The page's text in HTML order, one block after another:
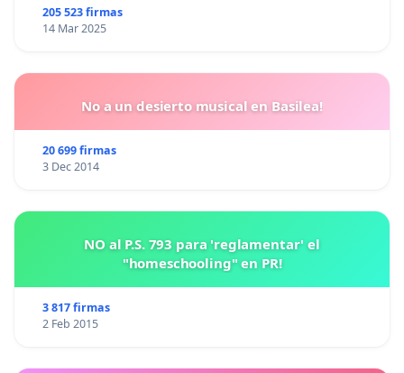
205 523 firmas
14 Mar 2025
No a un desierto musical en Basilea!
20 699 firmas
3 Dec 2014
NO al P.S. 793 para 'reglamentar' el
"homeschooling" en PR!
3 817 firmas
2 Feb 2015